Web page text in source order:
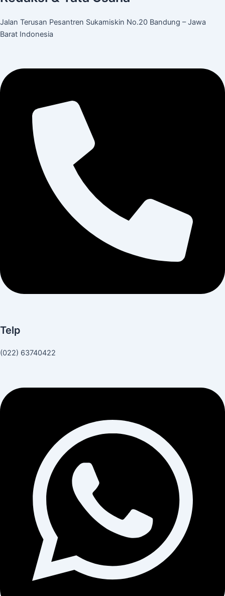
Jalan Terusan Pesantren Sukamiskin No.20 Bandung – Jawa
Barat Indonesia
Telp
(022) 63740422